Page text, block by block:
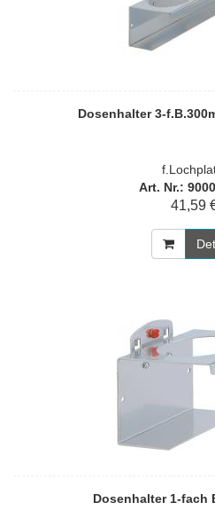
Dosenhalter 3-
Art. Nr.:
41,59
Dosenhalter 1-fach